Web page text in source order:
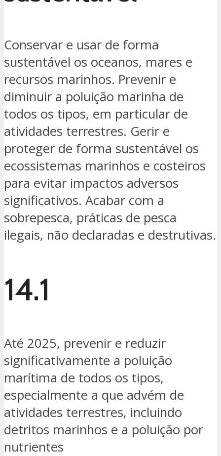
Conservar e usar de forma
sustentável os oceanos, mares e
recursos marinhos. Prevenir e
diminuir a poluição marinha de
todos os tipos, em particular de
atividades terrestres. Gerir e
proteger de forma sustentável os
ecossistemas marinhos e costeiros
para evitar impactos adversos
significativos. Acabar com a
sobrepesca, práticas de pesca
ilegais, não declaradas e destrutivas.
14.1
Até 2025, prevenir e reduzir
significativamente a poluição
marítima de todos os tipos,
especialmente a que advém de
atividades terrestres, incluindo
detritos marinhos e a poluição por
nutrientes